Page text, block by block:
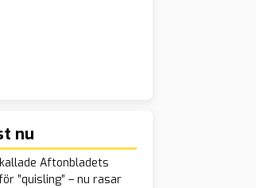
nu
Aftonbladets
”quisling” – nu rasar